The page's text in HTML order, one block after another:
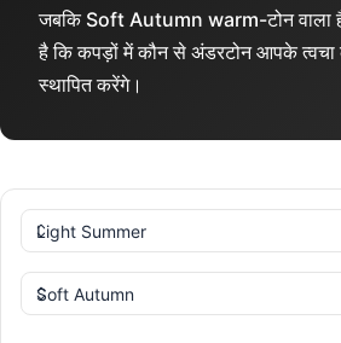
जबकि Soft Autumn warm-टोन वाला
है कि कपड़ों में कौन से अंडरटोन आपके
स्थापित करेंगे।